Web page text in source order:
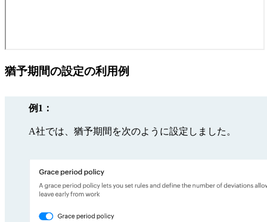
猶予期間の設定の利用例
例1：
A社では、猶予期間を次のように設定しました。